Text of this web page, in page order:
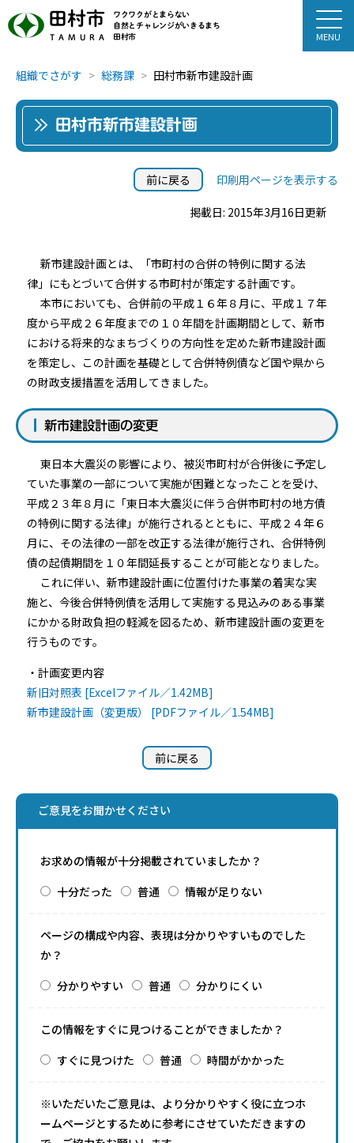
田村市
TAMURA
ワクワクがとまらない
自然とチャレンジがいきるまち
田村市
組織でさがす 総務課 田村市新市建設計画
田村市新市建設計画
前に戻る 印刷用ページを表示する
掲載日: 2015年3月16日更新
新市建設計画とは、「市町村の合併の特例に関する法
律」にもとづいて合併する市町村が策定する計画です。
本市においても、合併前の平成１６年８月に、平成１７年
度から平成２６年度までの１０年間を計画期間として、新市
における将来的なまちづくりの方向性を定めた新市建設計画
を策定し、この計画を基礎として合併特例債など国や県から
の財政支援措置を活用してきました。
新市建設計画の変更
東日本大震災の影響により、被災市町村が合併後に予定し
ていた事業の一部について実施が困難となったことを受け、
平成２３年８月に「東日本大震災に伴う合併市町村の地方債
の特例に関する法律」が施行されるとともに、平成２４年６
月に、その法律の一部を改正する法律が施行され、合併特例
債の起債期間を１０年間延長することが可能となりました。
これに伴い、新市建設計画に位置付けた事業の着実な実
施と、今後合併特例債を活用して実施する見込みのある事業
にかかる財政負担の軽減を図るため、新市建設計画の変更を
行うものです。
・計画変更内容
新旧対照表 [Excelファイル／1.42MB]
新市建設計画（変更版） [PDFファイル／1.54MB]
前に戻る
ご意見をお聞かせください
お求めの情報が十分掲載されていましたか？
十分だった
普通 情報が足りない
ページの構成や内容、表現は分かりやすいものでした
か？
分かりやすい
普通 分かりにくい
この情報をすぐに見つけることができましたか？
すぐに見つけた
普通 時間がかかった
※いただいたご意見は、より分かりやすく役に立つホ
ームページとするために参考にさせていただきますの